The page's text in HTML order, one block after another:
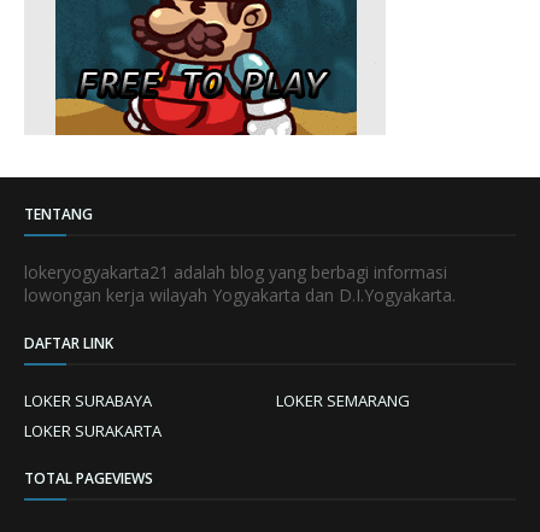
TENTANG
lokeryogyakarta21 adalah blog yang berbagi informasi
lowongan kerja wilayah Yogyakarta dan D.I.Yogyakarta.
DAFTAR LINK
LOKER SURABAYA
LOKER SEMARANG
LOKER SURAKARTA
TOTAL PAGEVIEWS